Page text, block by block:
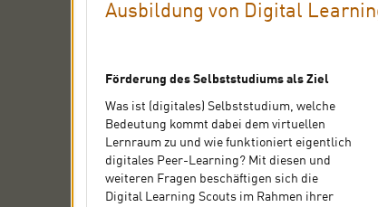
Ausbildung von Digital
Förderung des Selbststudiums als Ziel
Was ist (digitales) Selbststudium, welche
Bedeutung kommt dabei dem virtuellen
Lernraum zu und wie funktioniert eigentlich
digitales Peer-Learning? Mit diesen und
weiteren Fragen beschäftigen sich die
Digital Learning Scouts im Rahmen ihrer